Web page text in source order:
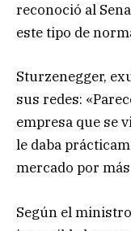
reconoció al
este tipo de
Sturzenegger,
sus redes:
empresa que se
le daba
mercado por
Según el